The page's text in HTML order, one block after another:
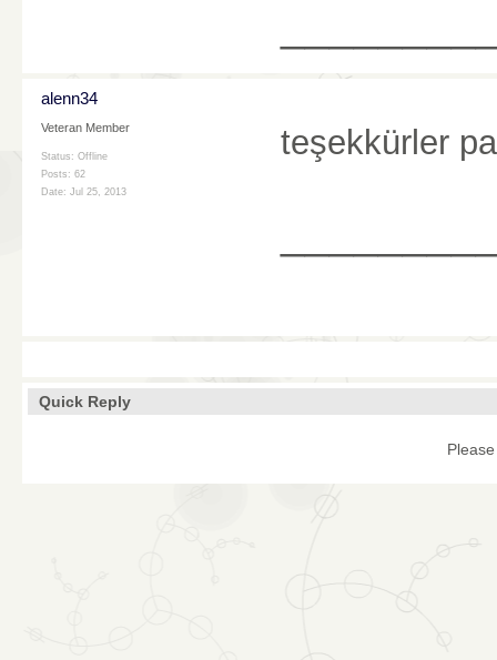
alenn34
Veteran Member
Status: Offline
Posts: 62
Date: Jul 25, 2013
teşekkürler
Quick Reply